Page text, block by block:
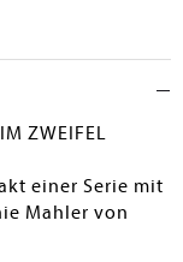
ZWEIFEL
einer Serie mit
Mahler von